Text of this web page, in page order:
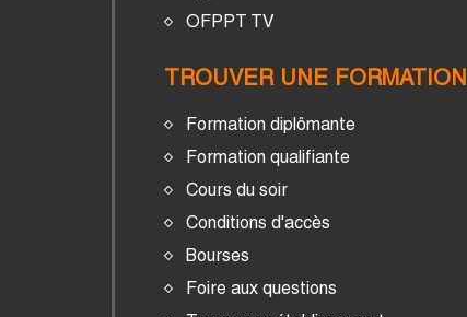
OFPPT TV
TROUVER UNE FORMATION
Formation diplômante
Formation qualifiante
Cours du soir
Conditions d'accès
Bourses
Foire aux questions